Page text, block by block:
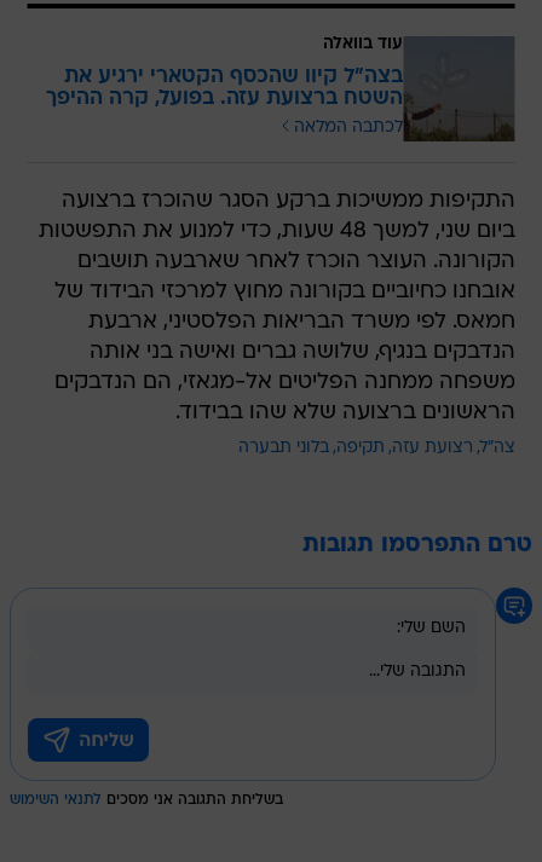
עוד בוואלה
בצה"ל קיוו שהכסף הקטארי ירגיע את
השטח ברצועת עזה. בפועל, קרה ההיפך
לכתבה המלאה
התקיפות ממשיכות ברקע הסגר שהוכרז ברצועה
ביום שני, למשך 48 שעות, כדי למנוע את התפשטות
הקורונה. העוצר הוכרז לאחר שארבעה תושבים
אובחנו כחיוביים בקורונה מחוץ למרכזי הבידוד של
חמאס. לפי משרד הבריאות הפלסטיני, ארבעת
הנדבקים בנגיף, שלושה גברים ואישה בני אותה
משפחה ממחנה הפליטים אל-מגאזי, הם הנדבקים
הראשונים ברצועה שלא שהו בבידוד.
צה"ל רצועת עזה תקיפה בלוני תבערה
טרם התפרסמו תגובות
בשליחת התגובה אני מסכים לתנאי השימוש